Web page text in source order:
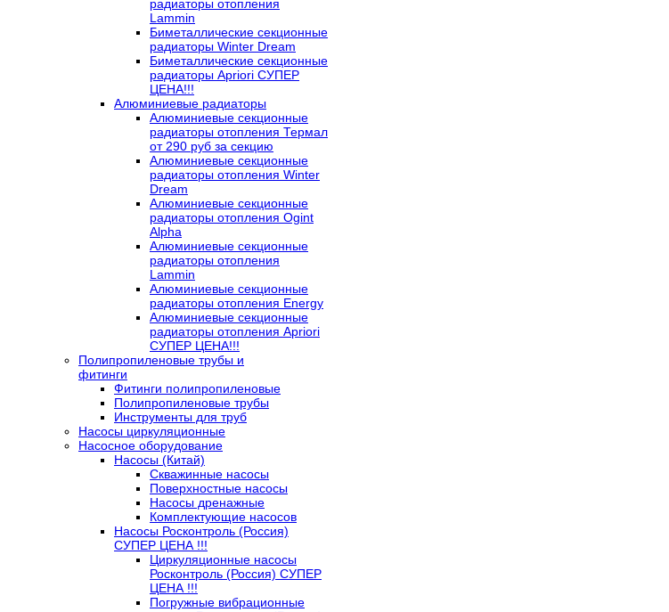
радиаторы отопления
Lammin
Биметаллические секционные
радиаторы Winter Dream
Биметаллические секционные
радиаторы Apriori СУПЕР
ЦЕНА!!!
Алюминиевые радиаторы
Алюминиевые секционные
радиаторы отопления Термал
от 290 руб за секцию
Алюминиевые секционные
радиаторы отопления Winter
Dream
Алюминиевые секционные
радиаторы отопления Ogint
Alpha
Алюминиевые секционные
радиаторы отопления
Lammin
Алюминиевые секционные
радиаторы отопления Energy
Алюминиевые секционные
радиаторы отопления Apriori
СУПЕР ЦЕНА!!!
Полипропиленовые трубы и
фитинги
Фитинги полипропиленовые
Полипропиленовые трубы
Инструменты для труб
Насосы циркуляционные
Насосное оборудование
Насосы (Китай)
Скважинные насосы
Поверхностные насосы
Насосы дренажные
Комплектующие насосов
Насосы Росконтроль (Россия)
СУПЕР ЦЕНА !!!
Циркуляционные насосы
Росконтроль (Россия) СУПЕР
ЦЕНА !!!
Погружные вибрационные